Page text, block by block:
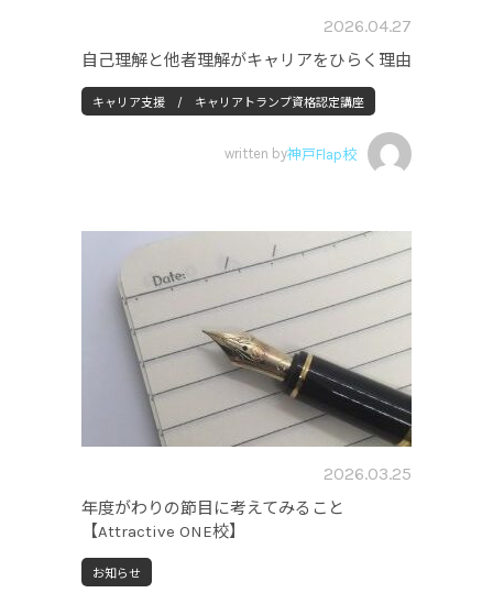
2026.04.27
自己理解と他者理解がキャリアをひらく理由
キャリア支援 / キャリアトランプ資格認定講座
written by神戸Flap校
2026.03.25
年度がわりの節目に考えてみること
【Attractive ONE校】
お知らせ